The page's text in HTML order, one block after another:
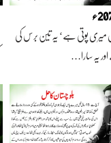
میری پوتی ہے‘ یہ تین برس کی
یہ سارا…